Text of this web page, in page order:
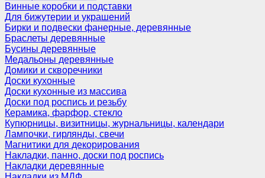
Винные коробки и подставки
Для бижутерии и украшений
Бирки и подвески фанерные, деревянные
Браслеты деревянные
Бусины деревянные
Медальоны деревянные
Домики и скворечники
Доски кухонные
Доски кухонные из массива
Доски под роспись и резьбу
Керамика, фарфор, стекло
Купюрницы, визитницы, журнальницы, календари
Лампочки, гирлянды, свечи
Магнитики для декорирования
Накладки, панно, доски под роспись
Накладки деревянные